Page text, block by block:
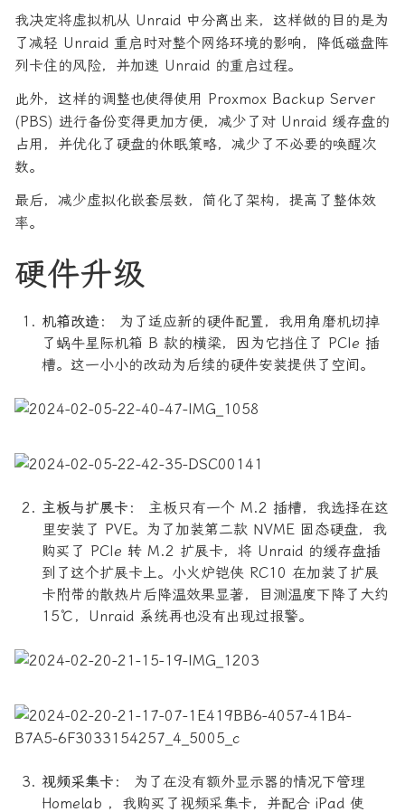
我决定将虚拟机从 Unraid 中分离出来，这样做的目的是为
了减轻 Unraid 重启时对整个网络环境的影响，降低磁盘阵
列卡住的风险，并加速 Unraid 的重启过程。
此外，这样的调整也使得使用 Proxmox Backup Server
(PBS) 进行备份变得更加方便，减少了对 Unraid 缓存盘的
占用，并优化了硬盘的休眠策略，减少了不必要的唤醒次
数。
最后，减少虚拟化嵌套层数，简化了架构，提高了整体效
率。
硬件升级
机箱改造：
为了适应新的硬件配置，我用角磨机切掉
了蜗牛星际机箱 B 款的横梁，因为它挡住了 PCIe 插
槽。这一小小的改动为后续的硬件安装提供了空间。
主板与扩展卡：
主板只有一个 M.2 插槽，我选择在这
里安装了 PVE。为了加装第二款 NVME 固态硬盘，我
购买了 PCIe 转 M.2 扩展卡，将 Unraid 的缓存盘插
到了这个扩展卡上。小火炉铠侠 RC10 在加装了扩展
卡附带的散热片后降温效果显著，目测温度下降了大约
15℃，Unraid 系统再也没有出现过报警。
视频采集卡：
为了在没有额外显示器的情况下管理
Homelab ，我购买了视频采集卡，并配合 iPad 使